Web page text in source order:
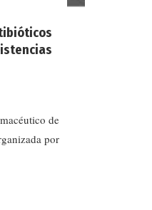
de
por